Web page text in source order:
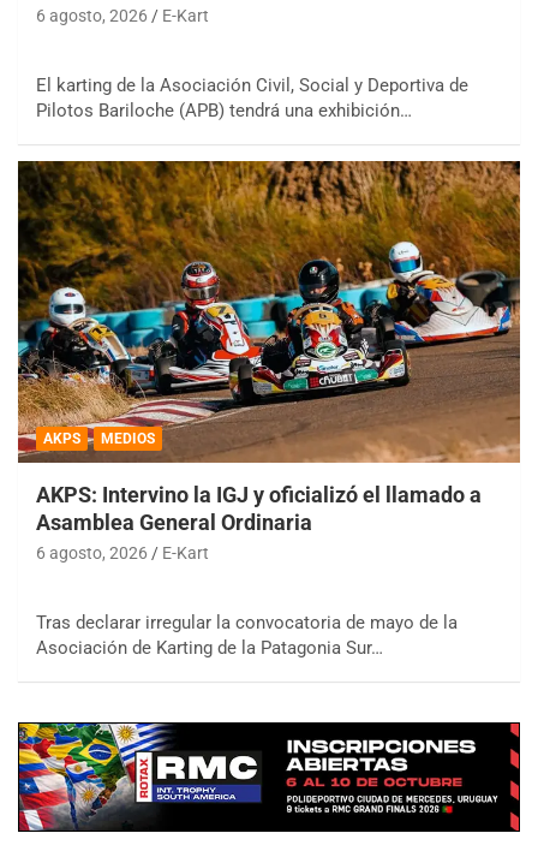
6 agosto, 2026 E-Kart
El karting de la Asociación Civil, Social y Deportiva de
Pilotos Bariloche (APB) tendrá una exhibición…
AKPS MEDIOS
AKPS: Intervino la IGJ y oficializó el llamado a
Asamblea General Ordinaria
6 agosto, 2026 E-Kart
Tras declarar irregular la convocatoria de mayo de la
Asociación de Karting de la Patagonia Sur…